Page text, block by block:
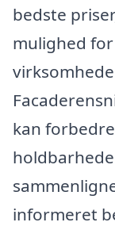
bedste
mulighed
kan
informeret